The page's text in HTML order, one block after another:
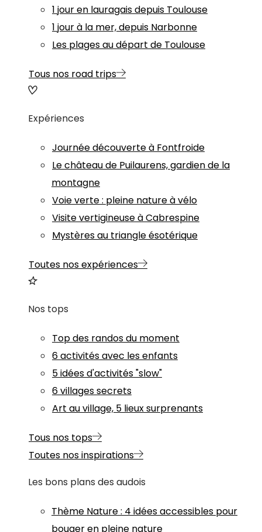
1 jour en lauragais depuis Toulouse
1 jour à la mer, depuis Narbonne
Les plages au départ de Toulouse
Tous nos road trips
Expériences
Journée découverte à Fontfroide
Le château de Puilaurens, gardien de la
montagne
Voie verte : pleine nature à vélo
Visite vertigineuse à Cabrespine
Mystères au triangle ésotérique
Toutes nos expériences
Nos tops
Top des randos du moment
6 activités avec les enfants
5 idées d'activités "slow"
6 villages secrets
Art au village, 5 lieux surprenants
Tous nos tops
Toutes nos inspirations
Les bons plans des audois
Thème Nature: 4 idées accessibles pour
bouger en pleine nature